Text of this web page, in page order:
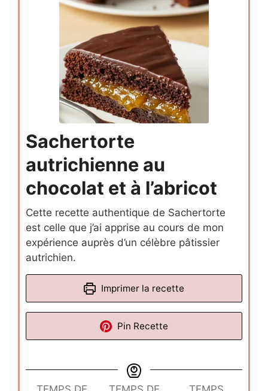
Sachertorte
autrichienne au
chocolat et à l’abricot
Cette recette authentique de Sachertorte
est celle que j’ai apprise au cours de mon
expérience auprès d’un célèbre pâtissier
autrichien.
Imprimer la recette
Pin Recette